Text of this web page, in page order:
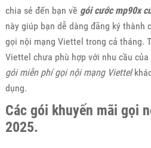
chia sẻ đến bạn về gói cước mp90x
này giúp bạn dễ dàng đăng ký thành
gọi nội mạng Viettel trong cả tháng.
Viettel chưa phù hợp với nhu cầu
gói miễn phí gọi nội mạng Viettel
dụng.
Các gói khuyến mãi gọi
2025.